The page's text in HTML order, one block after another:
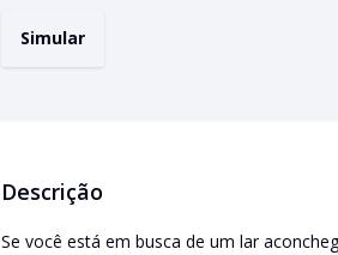
Simular
Descrição
Se você está em busca de um lar